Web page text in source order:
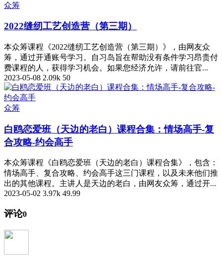
众筹
2022缝纫工艺创造营（第三期）
本众筹课程《2022缝纫工艺创造营（第三期）》，由网友众
筹，通过开通账号学习。自习岛旨在帮助没有条件学习昂贵付
费课程的人，获得学习机会。如果您经济允许，请前往官...
2023-05-08 2.09k 50
众筹
白鸥恋爱班（天边的老白）课程合集：情场高手-复
合攻略-约会高手
本众筹课程《白鸥恋爱班（天边的老白）课程合集》，包含：
情场高手、复合攻略、约会高手这三门课程，以及未来他们推
出的其他课程。主讲人是天边的老白，由网友众筹，通过开...
2023-05-02 3.97k 49.99
评论0